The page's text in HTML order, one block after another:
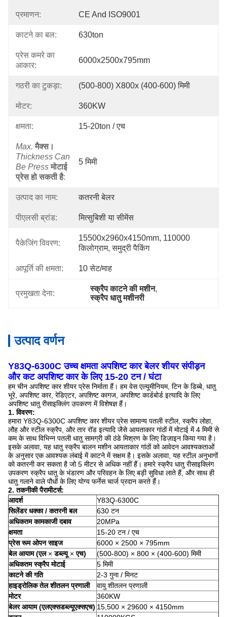
प्रमाणन: CE And ISO9001
काटने का बल: 630ton
प्रेस कमरे का
आकार:
6000x2500x795mm
गठरी का टुकड़ा: (500-800) X800x (400-600) मिमी
मोटर: 360KW
क्षमता: 15-20ton / एच
Max. मैक्स।
Thickness Can
Be Press मोटाई
प्रेस हो सकती है:
5 मिमी
उत्पाद का नाम: कतरनी बेलर
पीएलसी ब्रांड: मित्सुबिशी या सीमेंस
पैकेजिंग विवरण:
15500x2960x4150mm, 110000
किलोग्राम, समुद्री पैकिंग
आपूर्ति की क्षमता: 10 सेट/माह
प्रमुखता देना:
स्क्रैप काटने की मशीन,
स्क्रैप धातु मशीनरी
उत्पाद वर्णन
Y83Q-6300C उच्च क्षमता अपशिष्ट कार बेलर शीयर संपीड़न
और कट अपशिष्ट कार के लिए 15-20 टन / घंटा
हम चीन अपशिष्ट कार शीयर प्रेस निर्माता हैं। हम वेस एल्यूमीनियम, टिन के डिब्बे, धातु
भूरे, अपशिष्ट कार, रेडिएटर, अपशिष्ट कागज, अपशिष्ट कार्डबोर्ड इत्यादि के लिए
अपशिष्ट धातु रीसाइक्लिंग उपकरण में विशेषज्ञ हैं।
1. विवरण:
हमारा Y83Q-6300C अपशिष्ट कार शीयर प्रेस सामान्य पतली स्टील, स्क्रैप लोहा,
लौह और स्टील स्क्रैप, और तार रॉड इत्यादि जैसे आयताकार गांठों में मोटाई में 4 मिमी से
कम के साथ विभिन्न पतली धातु सामग्री की ठंडे मिश्रण के लिए डिज़ाइन किया गया है।
इसके अलावा, यह धातु स्क्रैप बालन मशीन आयताकार गांठों को आवेदन आवश्यकताओं
के अनुसार एक आवश्यक लंबाई में काटने में सक्षम है। इसके अलावा, यह स्टील अनुभागों
को कतरनी कर सकता है जो 5 मीटर से अधिक नहीं हैं। हमारे स्क्रैप धातु रीसाइक्लिंग
उपकरण स्क्रैप धातु के भंडारण और परिवहन के लिए बड़ी सुविधा लाते हैं, और साथ ही
धातु गलाने वाले पौधों के लिए योग्य फर्नेस चार्ज प्रदान करते हैं।
2. तकनीकी पैरामीटर्स:
आदर्श
Y83Q-6300C
सिलेंडर धक्का / कतरनी बल
630 टन
अधिकतम कामकाजी दबाव
20MPa
क्षमता
15-20 टन / एच
प्रेस रूम ओपन साइज
6000 × 2500 × 795mm
बेल आयाम (एल×डब्ल्यू×एच)
(500-800) × 800 × (400-600) मिमी
अधिकतम स्क्रैप मोटाई
5 मिमी
काटने की गति
2-3 गुना / मिनट
हाइड्रोलिक तेल शीतलन प्रणाली
वायु शीतलन प्रणाली
मोटर
360KW
बेलर आयाम (एलएक्सडब्ल्यूएक्सएच) 15,500 × 29600 × 4150mm